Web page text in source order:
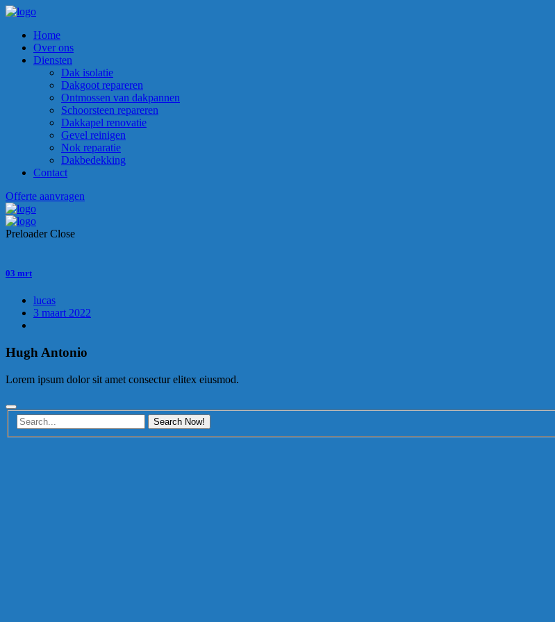
Home
Over ons
Diensten
Dak isolatie
Dakgoot repareren
Ontmossen van dakpannen
Schoorsteen repareren
Dakkapel renovatie
Gevel reinigen
Nok reparatie
Dakbedekking
Contact
Offerte aanvragen
Preloader Close
03 mrt
lucas
3 maart 2022
Hugh Antonio
Lorem ipsum dolor sit amet consectur elitex eiusmod.